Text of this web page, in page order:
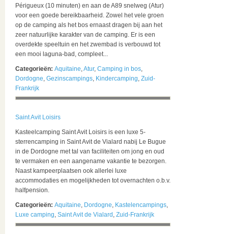
Périgueux (10 minuten) en aan de A89 snelweg (Atur)
voor een goede bereikbaarheid. Zowel het vele groen
op de camping als het bos ernaast dragen bij aan het
zeer natuurlijke karakter van de camping. Er is een
overdekte speeltuin en het zwembad is verbouwd tot
een mooi laguna-bad, compleet...
Categorieën: Aquitaine,Atur, Camping in bos,
Dordogne, Gezinscampings, Kindercamping, Zuid-
Frankrijk
Saint Avit Loisirs
Kasteelcamping Saint Avit Loisirs is een luxe 5-
sterrencamping in Saint Avit de Vialard nabij Le Bugue
in de Dordogne met tal van faciliteiten om jong en oud
te vermaken en een aangename vakantie te bezorgen.
Naast kampeerplaatsen ook allerlei luxe
accommodaties en mogelijkheden tot overnachten o.b.v.
halfpension.
Categorieën: Aquitaine, Dordogne, Kastelencampings,
Luxe camping, Saint Avit de Vialard , Zuid-Frankrijk